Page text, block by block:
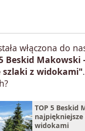
włączona do
Beskid Makowski
szlaki z widokami"
TOP 5 Beskid
najpiękniejsze
widokami